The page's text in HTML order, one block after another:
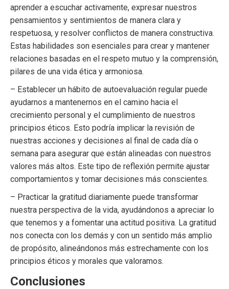
aprender a escuchar activamente, expresar nuestros
pensamientos y sentimientos de manera clara y
respetuosa, y resolver conflictos de manera constructiva.
Estas habilidades son esenciales para crear y mantener
relaciones basadas en el respeto mutuo y la comprensión,
pilares de una vida ética y armoniosa.
– Establecer un hábito de autoevaluación regular puede
ayudarnos a mantenernos en el camino hacia el
crecimiento personal y el cumplimiento de nuestros
principios éticos. Esto podría implicar la revisión de
nuestras acciones y decisiones al final de cada día o
semana para asegurar que están alineadas con nuestros
valores más altos. Este tipo de reflexión permite ajustar
comportamientos y tomar decisiones más conscientes.
– Practicar la gratitud diariamente puede transformar
nuestra perspectiva de la vida, ayudándonos a apreciar lo
que tenemos y a fomentar una actitud positiva. La gratitud
nos conecta con los demás y con un sentido más amplio
de propósito, alineándonos más estrechamente con los
principios éticos y morales que valoramos.
Conclusiones